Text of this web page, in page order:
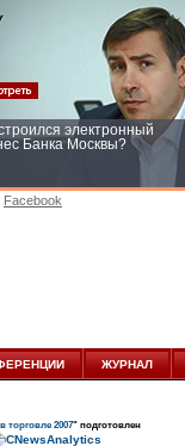
электронный
Банка Москвы?
Facebook
ЖУРНАЛ
торговле 2007" подготовлен